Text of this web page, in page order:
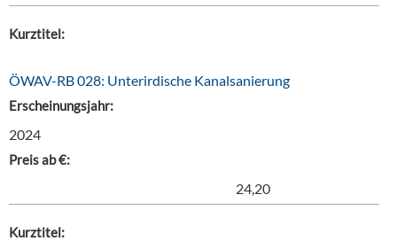
Kurztitel:
ÖWAV-RB 028: Unterirdische Kanalsanierung
Erscheinungsjahr:
2024
Preis ab €:
24,20
Kurztitel: